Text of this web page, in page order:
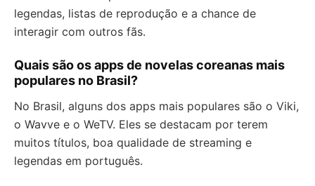
legendas, listas de reprodução e a chance de
interagir com outros fãs.
Quais são os apps de novelas coreanas mais
populares no Brasil?
No Brasil, alguns dos apps mais populares são o Viki,
o Wavve e o WeTV. Eles se destacam por terem
muitos títulos, boa qualidade de streaming e
legendas em português.